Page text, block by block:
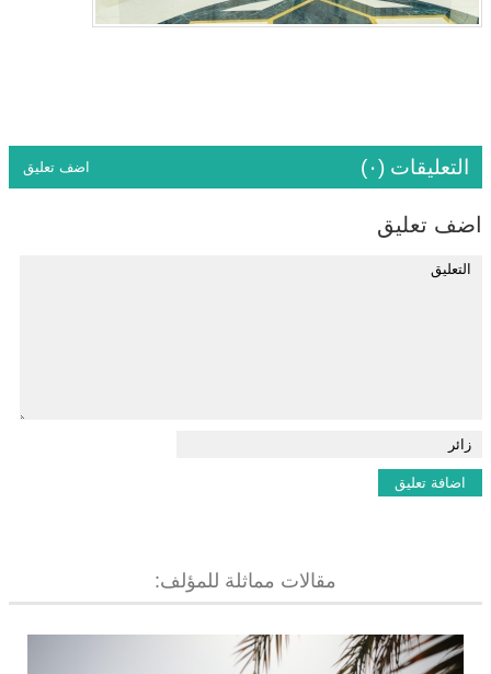
التعليقات (٠) اضف تعليق
اضف تعليق
مقالات مماثلة للمؤلف: